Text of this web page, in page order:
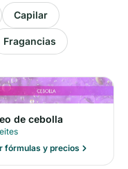
Capilar
Fragancias
de cebolla
fórmulas y precios